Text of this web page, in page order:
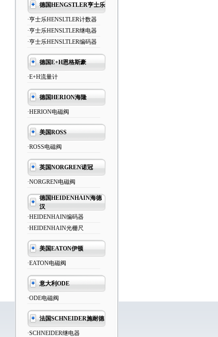
德国HENGSTLER亨士乐
·亨士乐HENSLTLER计数器
·亨士乐HENSLTLER继电器
·亨士乐HENSLTLER编码器
德国E+H恩格斯豪
·E+H流量计
德国HERION海隆
·HERION电磁阀
美国ROSS
·ROSS电磁阀
英国NORGREN诺冠
·NORGREN电磁阀
德国HEIDENHAIN海德
汉
·HEIDENHAIN编码器
·HEIDENHAIN光栅尺
美国EATON伊顿
·EATON电磁阀
意大利ODE
·ODE电磁阀
法国SCHNEIDER施耐德
·SCHNEIDER继电器